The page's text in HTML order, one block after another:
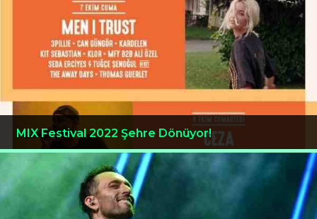
MIX Festival 2022 Şehre Dönüyor!